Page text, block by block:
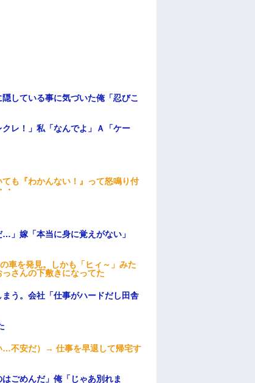
している事に気づいた俺「忍びこ
レ！」私「なんでよ」Ａ「ケー
も『わかんない！』って怒鳴り付
・
」嫁「本当に身に覚えがない」
車を発見。しかも「ヒィ～」みた
さんの下敷きになってた
う。会社「仕事がハードだし田舎
…不安だ）→ 仕事を早退して帰宅す
ごめんだ」俺「じゃあ別れま